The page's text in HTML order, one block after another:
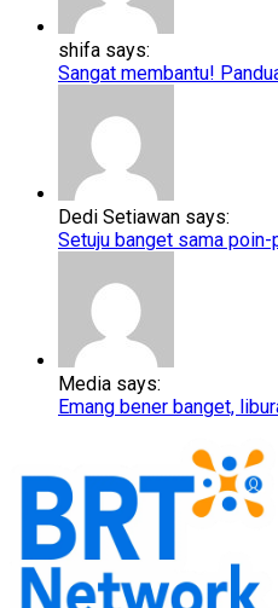
shifa says:
Sangat membantu!
Dedi Setiawan says:
Setuju banget sama poin-
Media says:
Emang bener banget,